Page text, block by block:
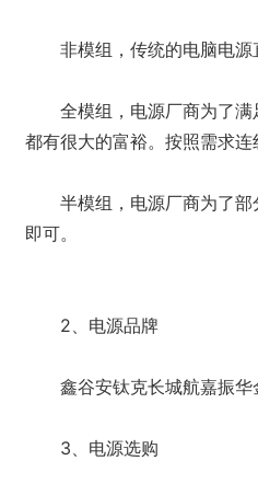
非模组，传统的电脑电源
全模组，电源厂商为了
都有很大的富裕。按照需求连
半模组，电源厂商为了
即可。
2、电源品牌
鑫谷安钛克长城航嘉振华
3、电源选购